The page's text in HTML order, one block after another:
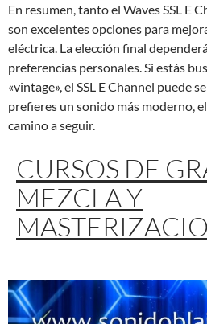
En resumen, tanto el Waves SSL E
son excelentes opciones para
eléctrica. La elección final
preferencias personales. Si estás
«vintage», el SSL E Channel puede
prefieres un sonido más moderno,
camino a seguir.
CURSOS DE
MEZCLA Y